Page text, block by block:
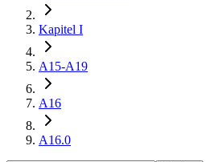
Kapitel I
A15-A19
A16
A16.0